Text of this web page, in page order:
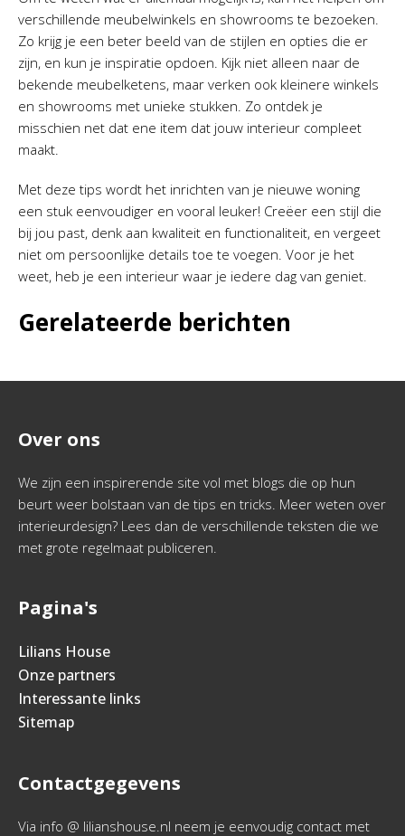
verschillende meubelwinkels en showrooms te bezoeken.
Zo krijg je een beter beeld van de stijlen en opties die er
zijn, en kun je inspiratie opdoen. Kijk niet alleen naar de
bekende meubelketens, maar verken ook kleinere winkels
en showrooms met unieke stukken. Zo ontdek je
misschien net dat ene item dat jouw interieur compleet
maakt.
Met deze tips wordt het inrichten van je nieuwe woning
een stuk eenvoudiger en vooral leuker! Creëer een stijl die
bij jou past, denk aan kwaliteit en functionaliteit, en vergeet
niet om persoonlijke details toe te voegen. Voor je het
weet, heb je een interieur waar je iedere dag van geniet.
Gerelateerde berichten
Over ons
We zijn een inspirerende site vol met blogs die op hun
beurt weer bolstaan van de tips en tricks. Meer weten over
interieurdesign? Lees dan de verschillende teksten die we
met grote regelmaat publiceren.
Pagina's
Lilians House
Onze partners
Interessante links
Sitemap
Contactgegevens
Via info @ lilianshouse.nl neem je eenvoudig contact met